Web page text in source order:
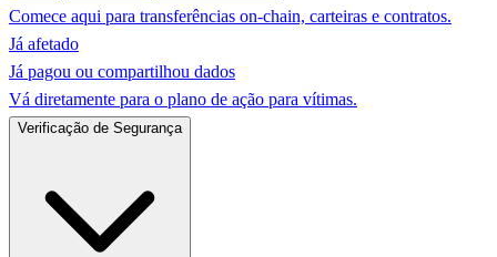
Comece aqui para transferências on-chain, carteiras e contratos.
Já afetado
Já pagou ou compartilhou dados
Vá diretamente para o plano de ação para vítimas.
Verificação de Segurança